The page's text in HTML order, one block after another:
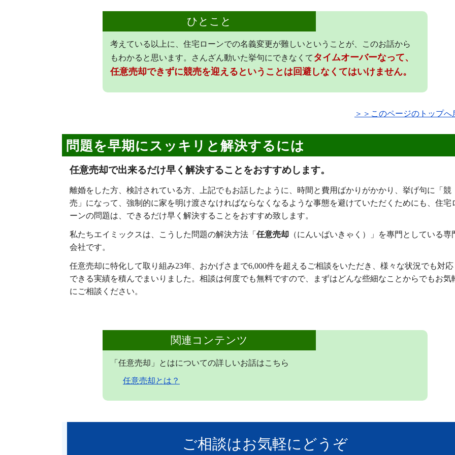
ひとこと
考えている以上に、住宅ローンでの名義変更が難しいということが、このお話から
もわかると思います。さんざん動いた挙句にできなくて タイムオーバーなって、
任意売却できずに競売を迎えるということは回避しなくてはいけません。
＞＞このページのトップへ
問題を早期にスッキリと解決するには
任意売却で出来るだけ早く解決することをおすすめします。
離婚をした方、検討されている方、上記でもお話したように、時間と費用ばかりがかかり、挙げ句に「競
売」になって、強制的に家を明け渡さなければならなくなるような事態を避けていただくためにも、住宅
ーンの問題は、できるだけ早く解決することをおすすめ致します。
私たちエイミックスは、こうした問題の解決方法「 任意売却 （にんいばいきゃく）」を專門としている専
会社です。
任意売却に特化して取り組み23年、おかげさまで6,000件を超えるご相談をいただき、様々な状況でも対応
できる実績を積んでまいりました。相談は何度でも無料ですので、まずはどんな些細なことからでもお気
にご相談ください。
関連コンテンツ
「任意売却」とはについての詳しいお話はこちら
任意売却とは？
ご相談はお気軽にどうぞ